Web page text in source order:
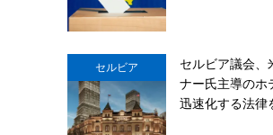
トライカー装甲車17台を受領
セルビア
セルビア議会、
ナー氏主導のホ
迅速化する法律